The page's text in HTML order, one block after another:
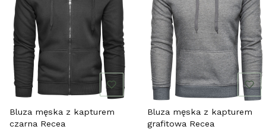
Bluza męska z kapturem
czarna Recea
Bluza męska z kapturem
grafitowa Recea